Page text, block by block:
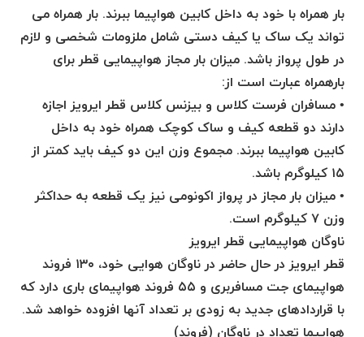
بار همراه با خود به داخل کابین هواپیما ببرند. بار همراه می
تواند یک ساک یا کیف دستی شامل ملزومات شخصی و لازم
در طول پرواز باشد. میزان بار مجاز هواپیمایی قطر برای
بارهمراه عبارت است از:
• مسافران فرست کلاس و بیزنس کلاس قطر ایرویز اجازه
دارند دو قطعه کیف و ساک کوچک همراه خود به داخل
کابین هواپیما ببرند. مجموع وزن این دو کیف باید کمتر از
۱۵ کیلوگرم باشد.
• میزان بار مجاز در پرواز اکونومی نیز یک قطعه به حداکثر
وزن ۷ کیلوگرم است.
ناوگان هواپیمایی قطر ایرویز
قطر ایرویز در حال حاضر در ناوگان هوایی خود، ۱۳۰ فروند
هواپیمای جت مسافربری و ۵۵ فروند هواپیمای باری دارد که
با قراردادهای جدید به زودی بر تعداد آنها افزوده خواهد شد.
هواپیما تعداد در ناوگان (فروند)